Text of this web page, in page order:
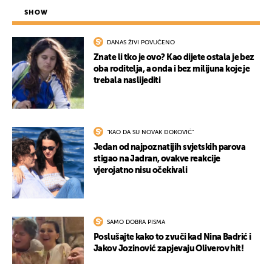
SHOW
DANAS ŽIVI POVUČENO
Znate li tko je ovo? Kao dijete ostala je bez
oba roditelja, a onda i bez milijuna koje je
trebala naslijediti
"KAO DA SU NOVAK ĐOKOVIĆ"
Jedan od najpoznatijih svjetskih parova
stigao na Jadran, ovakve reakcije
vjerojatno nisu očekivali
SAMO DOBRA PISMA
Poslušajte kako to zvuči kad Nina Badrić i
Jakov Jozinović zapjevaju Oliverov hit!